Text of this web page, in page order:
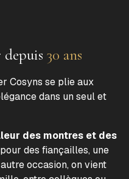
30 ans
Cosyns se plie aux
dans un seul et
des montres et des
des fiançailles, une
occasion, on vient